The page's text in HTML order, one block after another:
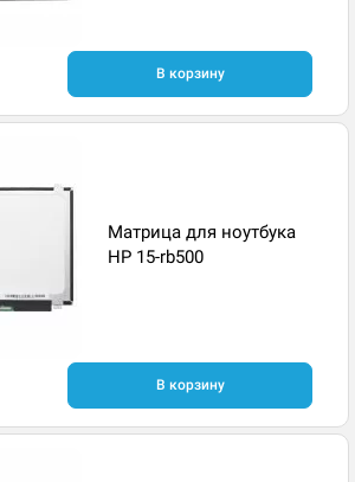
В корзину
Матрица для ноутбука
HP 15-rb500
В корзину